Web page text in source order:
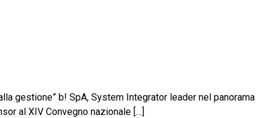
gestione” b! SpA, System Integrator leader nel panorama
al XIV Convegno nazionale […]